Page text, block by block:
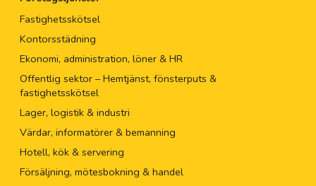
Fastighetsskötsel
Kontorsstädning
Ekonomi, administration, löner & HR
Offentlig sektor – Hemtjänst, fönsterputs &
fastighetsskötsel
Lager, logistik & industri
Värdar, informatörer & bemanning
Hotell, kök & servering
Försäljning, mötesbokning & handel